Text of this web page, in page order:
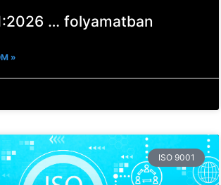
… folyamatban
»
ISO 9001